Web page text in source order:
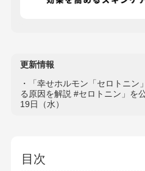
更新情報
・「幸せホルモン「セロトニ
る原因を解説 #セロトニン」を
19日（水）
目次